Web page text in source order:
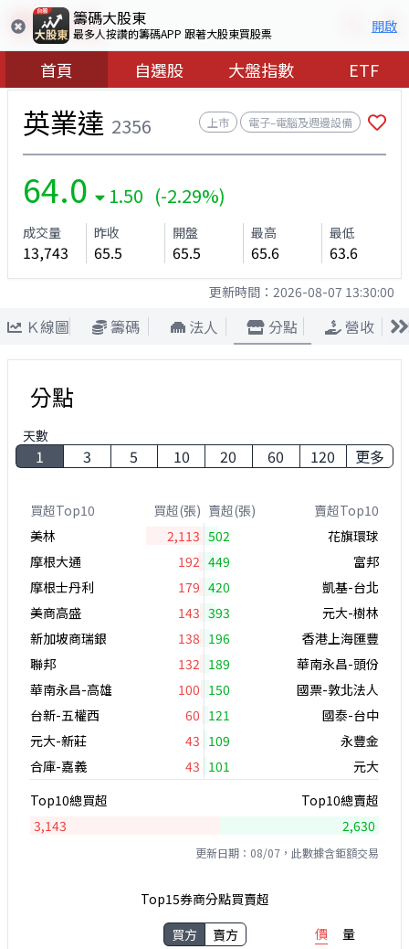
籌碼大股東
最多人按讚的籌碼APP 跟著大股東買股票 開啟
首頁 自選股 大盤指數 ETF
英業達 2356 上市 電子–電腦及週邊設備
64.0 1.50 (-2.29%)
成交量
13,743
昨收
65.5
開盤
65.5
最高
65.6
最低
63.6
更新時間： 2026-08-07 13:30:00
Ｋ線圖 籌碼 法人 分點 營收
分點
天數
1 3 5 10 20 60 120 更多
買超Top10 買超(張) 賣超(張)
賣超Top10
美林
2,113 502
花旗環球
摩根大通
192 449
富邦
摩根士丹利
179 420
凱基-台北
美商高盛
143 393
元大-樹林
新加坡商瑞銀
138 196
香港上海匯豐
聯邦
132 189
華南永昌-頭份
華南永昌-高雄
100 150
國票-敦北法人
台新-五權西
60 121
國泰-台中
元大-新莊
43 109
永豐金
合庫-嘉義
43 101
元大
Top10總買超
Top10總賣超
3,143
2,630
更新日期：08/07，此數據含鉅額交易
Top15券商分點買賣超
買方
賣方 價 量